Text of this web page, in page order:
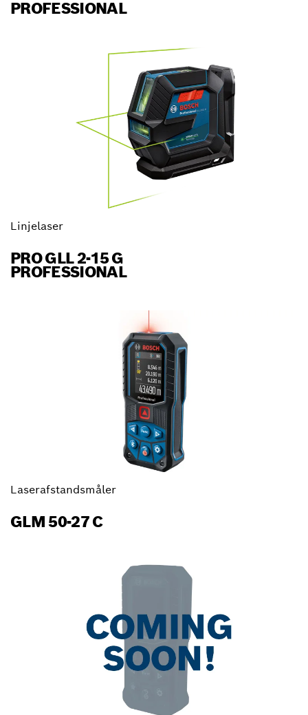
PROFESSIONAL
Linjelaser
PRO GLL 2-15 G
PROFESSIONAL
Laserafstandsmåler
GLM 50-27 C